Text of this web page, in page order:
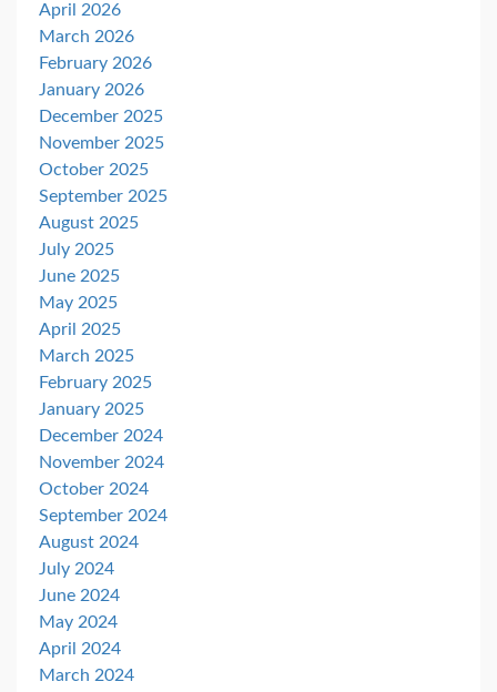
April 2026
March 2026
February 2026
January 2026
December 2025
November 2025
October 2025
September 2025
August 2025
July 2025
June 2025
May 2025
April 2025
March 2025
February 2025
January 2025
December 2024
November 2024
October 2024
September 2024
August 2024
July 2024
June 2024
May 2024
April 2024
March 2024